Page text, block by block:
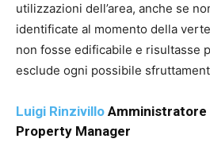
utilizzazioni dell’area, anche se
identificate al momento della
non fosse edificabile e risultasse
esclude ogni possibile
Luigi Rinzivillo Amministratore
Property Manager